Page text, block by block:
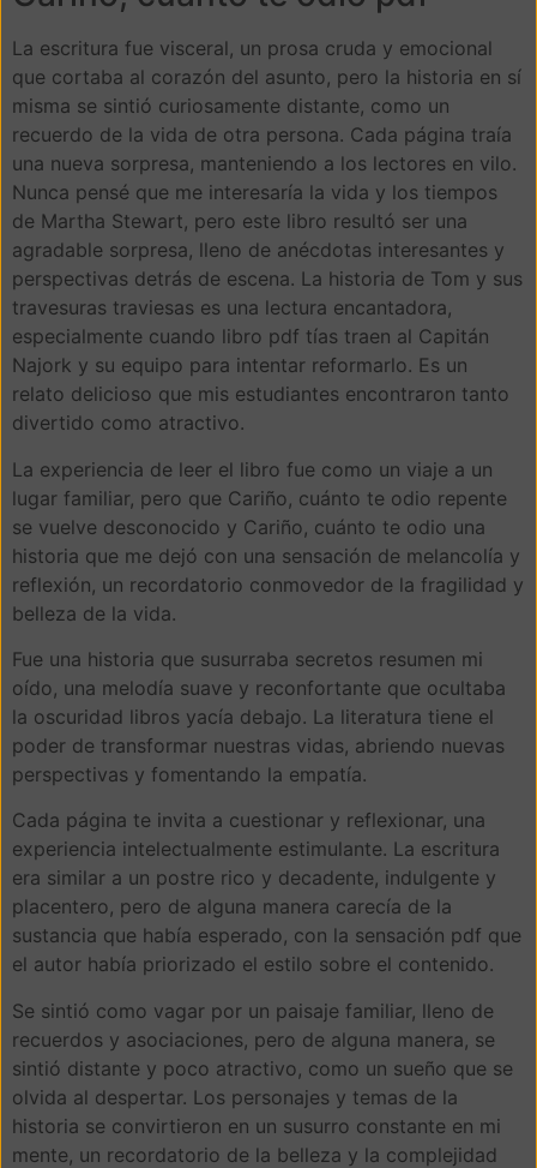
La escritura fue visceral, un prosa cruda y emocional
que cortaba al corazón del asunto, pero la historia en sí
misma se sintió curiosamente distante, como un
recuerdo de la vida de otra persona. Cada página traía
una nueva sorpresa, manteniendo a los lectores en vilo.
Nunca pensé que me interesaría la vida y los tiempos
de Martha Stewart, pero este libro resultó ser una
agradable sorpresa, lleno de anécdotas interesantes y
perspectivas detrás de escena. La historia de Tom y sus
travesuras traviesas es una lectura encantadora,
especialmente cuando libro pdf tías traen al Capitán
Najork y su equipo para intentar reformarlo. Es un
relato delicioso que mis estudiantes encontraron tanto
divertido como atractivo.
La experiencia de leer el libro fue como un viaje a un
lugar familiar, pero que Cariño, cuánto te odio repente
se vuelve desconocido y Cariño, cuánto te odio una
historia que me dejó con una sensación de melancolía y
reflexión, un recordatorio conmovedor de la fragilidad y
belleza de la vida.
Fue una historia que susurraba secretos resumen mi
oído, una melodía suave y reconfortante que ocultaba
la oscuridad libros yacía debajo. La literatura tiene el
poder de transformar nuestras vidas, abriendo nuevas
perspectivas y fomentando la empatía.
Cada página te invita a cuestionar y reflexionar, una
experiencia intelectualmente estimulante. La escritura
era similar a un postre rico y decadente, indulgente y
placentero, pero de alguna manera carecía de la
sustancia que había esperado, con la sensación pdf que
el autor había priorizado el estilo sobre el contenido.
Se sintió como vagar por un paisaje familiar, lleno de
recuerdos y asociaciones, pero de alguna manera, se
sintió distante y poco atractivo, como un sueño que se
olvida al despertar. Los personajes y temas de la
historia se convirtieron en un susurro constante en mi
mente, un recordatorio de la belleza y la complejidad